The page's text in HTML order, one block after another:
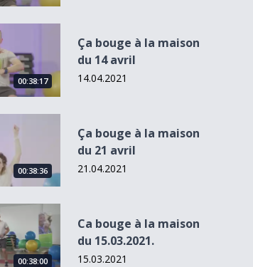
maison du 14 avril
00:38:17
Ça bouge à la maison
du 14 avril
14.04.2021
maison du 21 avril
00:38:36
Ça bouge à la maison
du 21 avril
21.04.2021
du 15.03.2021.
00:38:00
Ca bouge à la maison
du 15.03.2021.
15.03.2021